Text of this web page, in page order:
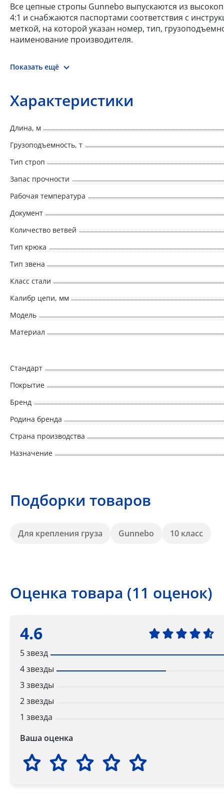
Все цепные стропы Gunnebo выпускаются из
4:1 и снабжаются паспортами соответствия с
меткой, на которой указан номер, тип,
наименование производителя.
Показать ещё
Характеристики
Длина, м
Грузоподъемность, т
Тип строп
Запас прочности
Рабочая температура
Документ
Количество ветвей
Тип крюка
Тип звена
Класс стали
Калибр цепи, мм
Модель
Материал
Стандарт
Покрытие
Бренд
Родина бренда
Страна производства
Назначение
Подборки товаров
Для крепления груза Gunnebo 10 класс
Оценка товара (11 оценок)
4.6
5 звезд
4 звезды
3 звезды
2 звезды
1 звезда
Ваша оценка